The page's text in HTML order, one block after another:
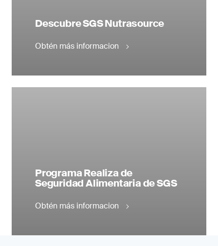
Descubre SGS Nutrasource
Obtén más informacion
Programa Realiza de
Seguridad Alimentaria de SGS
Obtén más informacion